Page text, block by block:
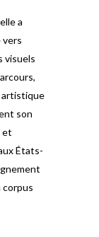
a
visuels
artistique
son
et
États-
corpus